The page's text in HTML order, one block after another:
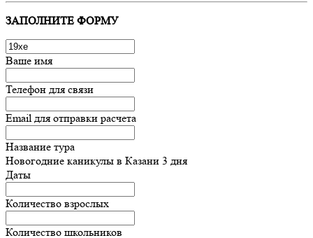
ЗАПОЛНИТЕ ФОРМУ
Ваше имя
Телефон для связи
Email для отправки расчета
Название тура
Новогодние каникулы в Казани 3 дня
Даты
Количество взрослых
Количество школьников